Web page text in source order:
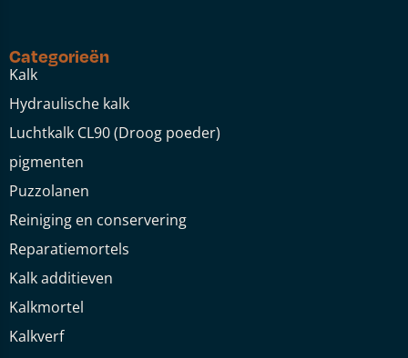
Categorieën
Kalk
Hydraulische kalk
Luchtkalk CL90 (Droog poeder)
pigmenten
Puzzolanen
Reiniging en conservering
Reparatiemortels
Kalk additieven
Kalkmortel
Kalkverf